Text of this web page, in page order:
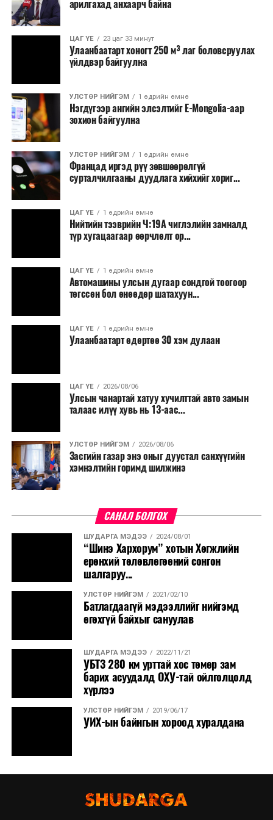
томилолт, гадаадын зочин хүлээн авах зардал;
Зайлшгүй шаардлагагүй тоног төхөөрөмж,
тавилга, автомашин худалдан авах;
Батлан хамгаалах, хууль зүйн салбараас бусад
Хуулиар заавал мэдээлэхээс бусад кино,
контент, хэвлэлийн зардал;
Заавал олгохоос бусад тэтгэмж, урамшуулал.
Санхүүгийн хэмнэлтийн горимыг 2026 оны
арванхоёрдугаар сарын 31 хүртэл мөрдөнө. Харин
эрүүл мэндийн салбар уг хэмнэлтийн горимд
хамрагдахгүй бөгөөд цэцэрлэг, сургуулийн хүүхдийн
эрт илрүүлэг, вакцинжуулалт, томуу, томуу төст
өвчний эсрэг арга хэмжээ зэрэг зайлшгүй
үргэлжилнэ гэж Ерөнхий сайд Н.Учрал онцоллоо.
Мөн бүх шатны төсвийн ерөнхийлөн захирагч нарт
салбар бүрдээ урсгал зардлыг 20 хувиар бууруулах,
нөхөн томилгоо хийхгүй байх, аялал, амралт, зугаалга,
хамт олны урлаг, спортын арга хэмжээг зохион
байгуулахгүй байх, төрийн албанд шинэ орон тоо бий
сургалтыг цахим хэлбэрт шилжүүлэх, төрийн албан
хаагчдыг зарим өдрүүдэд цахимаар ажиллуулах арга
хэмжээг үргэлжлүүлэхийг үүрэг болголоо.
Төсвийн сахилга бат сайжирч, эдийн засгийн нөхцөл
байдал хэвийн болсон тохиолдолд эдгээр
хязгаарлалтыг үе шаттайгаар сулруулах юм.
арилгахад анхаарч байна
ЦАГ ҮЕ 23 цаг 33 минут
Улаанбаатарт хоногт 250 м³ лаг боловсруулах
үйлдвэр байгуулна
УЛСТӨР НИЙГЭМ 1 өдрийн өмнө
Нэгдүгээр ангийн элсэлтийг E-Mongolia-аар
зохион байгуулна
УЛСТӨР НИЙГЭМ 1 өдрийн өмнө
Францад иргэд рүү зөвшөөрөлгүй
сурталчилгааны дуудлага хийхийг хориг...
ЦАГ ҮЕ 1 өдрийн өмнө
Нийтийн тээврийн Ч:19А чиглэлийн замналд
түр хугацаагаар өөрчлөлт ор...
ЦАГ ҮЕ 1 өдрийн өмнө
Автомашины улсын дугаар сондгой тоогоор
төгссөн бол өнөөдөр шатахуун...
ЦАГ ҮЕ 1 өдрийн өмнө
Улаанбаатарт өдөртөө 30 хэм дулаан
ЦАГ ҮЕ 2026/08/06
Улсын чанартай хатуу хучилттай авто замын
талаас илүү хувь нь 13-аас...
УЛСТӨР НИЙГЭМ 2026/08/06
Засгийн газар энэ оныг дуустал санхүүгийн
хэмнэлтийн горимд шилжинэ
САНАЛ БОЛГОХ
ШУДАРГА МЭДЭЭ 2024/08/01
“Шинэ Хархорум” хотын Хөгжлийн
ерөнхий төлөвлөгөөний сонгон
шалгаруу...
УЛСТӨР НИЙГЭМ 2021/02/10
Батлагдаагүй мэдээллийг нийгэмд
өгөхгүй байхыг сануулав
ШУДАРГА МЭДЭЭ 2022/11/21
УБТЗ 280 км урттай хос төмөр зам
барих асуудалд ОХУ-тай ойлголцолд
хүрлээ
УЛСТӨР НИЙГЭМ 2019/06/17
УИХ-ын байнгын хороод хуралдана